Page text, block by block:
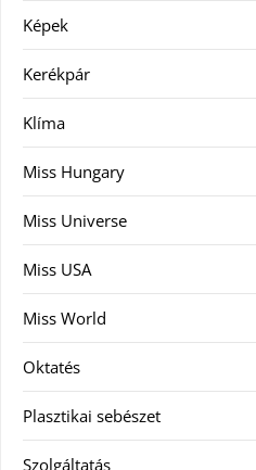
Képek
Kerékpár
Klíma
Miss Hungary
Miss Universe
Miss USA
Miss World
Oktatés
Plasztikai sebészet
Szolgáltatás